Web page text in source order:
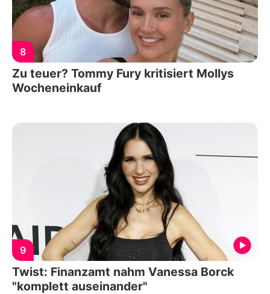
8
Zu teuer? Tommy Fury kritisiert Mollys
Wocheneinkauf
9
Twist: Finanzamt nahm Vanessa Borck
"komplett auseinander"